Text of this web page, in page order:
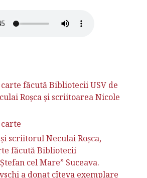
făcută Bibliotecii USV de
Roșca și scriitoarea Nicole
scriitorul Neculai Roșca,
făcută Bibliotecii
cel Mare” Suceava.
a donat cîteva exemplare